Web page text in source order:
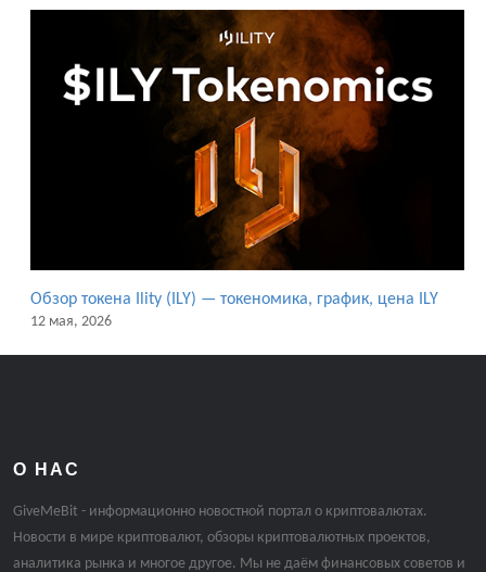
Обзор токена Ility (ILY) — токеномика, график, цена ILY
12 мая, 2026
О НАС
GiveMeBit - информационно новостной портал о криптовалютах.
Новости в мире криптовалют, обзоры криптовалютных проектов,
аналитика рынка и многое другое. Мы не даём финансовых советов и